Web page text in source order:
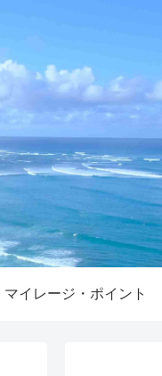
マイレージ・ポイント